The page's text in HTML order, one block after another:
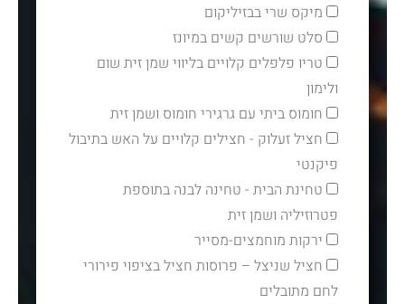
מיקס שרי בבזיליקום
סלט שורשים קשים במיונז
טריו פלפלים קלויים בליווי שמן זית שום
ולימון
חומוס ביתי עם גרגירי חומוס ושמן זית
חציל זעלוק - חצילים קלויים על האש בתיבול
פיקנטי
טחינת הבית - טחינה לבנה בתוספת
פטרוזיליה ושמן זית
ירקות מוחמצים-מסייר
חציל שניצל – פרוסות חציל בציפוי פירורי
לחם מתובלים